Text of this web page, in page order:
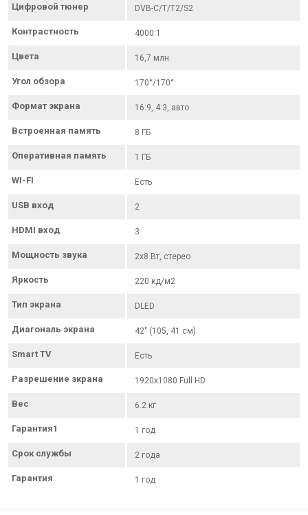
Цифровой тюнер DVB-C/T/T2/S2
Контрастность 4000:1
Цвета 16,7 млн
Угол обзора 170°/170°
Формат экрана 16:9, 4:3, авто
Встроенная память 8 ГБ
Оперативная память 1 ГБ
WI-FI Есть
USB вход 2
HDMI вход 3
Мощность звука 2х8 Вт, стерео
Яркость 220 кд/м2
Тип экрана DLED
Диагональ экрана 42" (105, 41 см)
Smart TV Есть
Разрешение экрана 1920x1080 Full HD
Вес 6.2 кг
Гарантия1 1 год
Срок службы 2 года
Гарантия 1 год